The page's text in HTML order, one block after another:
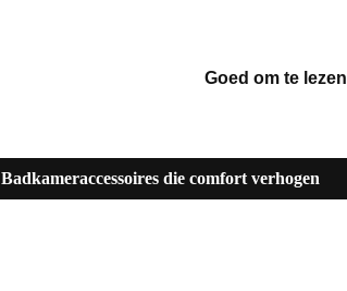
Goed om te lezen
Badkameraccessoires die comfort verhogen